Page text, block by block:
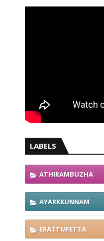
LABELS
ATHIRAMBUZHA
AYARKKUNNAM
ERATTUPETTA